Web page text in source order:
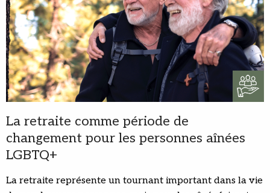
La retraite comme période de
changement pour les personnes aînées
LGBTQ+
La retraite représente un tournant important dans la vie